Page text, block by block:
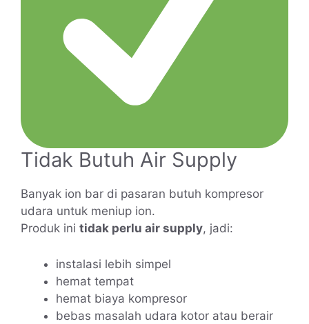
Tidak Butuh Air Supply
Banyak ion bar di pasaran butuh kompresor
udara untuk meniup ion.
Produk ini tidak perlu air supply, jadi:
instalasi lebih simpel
hemat tempat
hemat biaya kompresor
bebas masalah udara kotor atau berair